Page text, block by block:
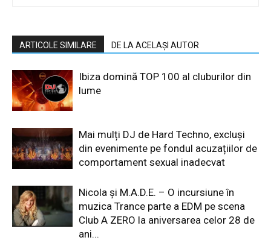
ARTICOLE SIMILARE DE LA ACELAȘI AUTOR
Ibiza domină TOP 100 al cluburilor din
lume
Mai mulți DJ de Hard Techno, excluși
din evenimente pe fondul acuzațiilor de
comportament sexual inadecvat
Nicola și M.A.D.E. – O incursiune în
muzica Trance parte a EDM pe scena
Club A ZERO la aniversarea celor 28 de
ani...